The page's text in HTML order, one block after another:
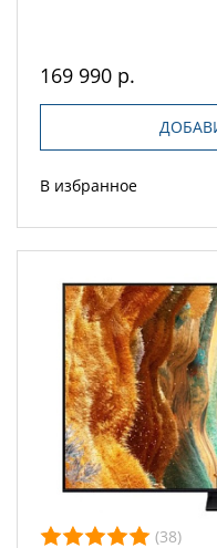
169 990 р.
В избранное
(38)